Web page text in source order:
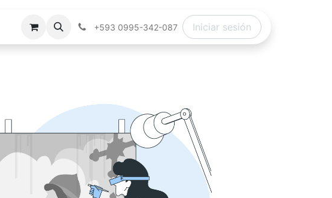
Hosting +593 0995-342-087 Iniciar sesión